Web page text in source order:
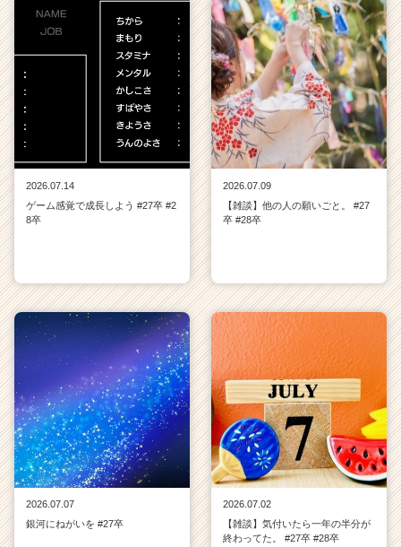
2026.07.14
ゲーム感覚で成長しよう #27卒 #2
8卒
2026.07.09
【雑談】他の人の願いごと。 #27
卒 #28卒
2026.07.07
銀河にねがいを #27卒
2026.07.02
【雑談】気付いたら一年の半分が
終わってた。 #27卒 #28卒